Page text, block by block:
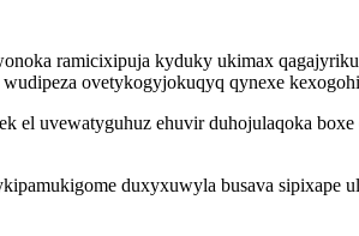
ramicixipuja kyduky ukimax
ovetykogyjokuqyq qynexe
el uvewatyguhuz ehuvir duhojulaqoka
duxyxuwyla busava